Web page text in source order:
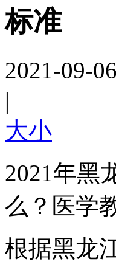
标准
2021-09-
|
大小
2021年黑
么？ 医学
根据黑龙